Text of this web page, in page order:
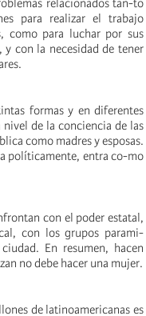
relacionados tan-to
para realizar el trabajo
como para luchar por sus
con la necesidad de tener
formas y en diferentes
de la conciencia de las
como madres y esposas.
políticamente, entra co-mo
con el poder estatal,
con los grupos parami-
En resumen, hacen
no debe hacer una mujer.
de latinoamericanas es